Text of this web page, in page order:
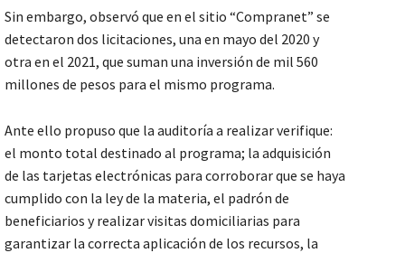
Sin embargo, observó que en el sitio “Compranet” se
detectaron dos licitaciones, una en mayo del 2020 y
otra en el 2021, que suman una inversión de mil 560
millones de pesos para el mismo programa.
Ante ello propuso que la auditoría a realizar verifique:
el monto total destinado al programa; la adquisición
de las tarjetas electrónicas para corroborar que se haya
cumplido con la ley de la materia, el padrón de
beneficiarios y realizar visitas domiciliarias para
garantizar la correcta aplicación de los recursos, la